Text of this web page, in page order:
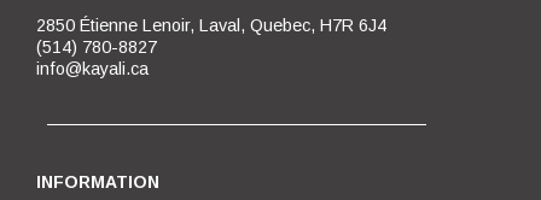
2850 Étienne Lenoir, Laval, Quebec, H7R 6J4
(514) 780-8827
info@kayali.ca
INFORMATION